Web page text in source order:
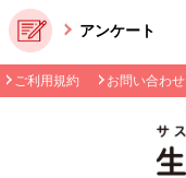
アンケート
ご利用規約 お問い合わせ